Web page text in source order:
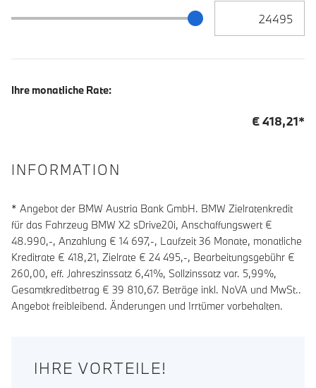
Zielrate / Restbetrag Schieberegler
Ihre monatliche Rate:
€418,21*
INFORMATION
* Angebot der BMW Austria Bank GmbH. BMW Zielratenkredit
für das Fahrzeug BMW X2 sDrive20i, Anschaffungswert €
48.990,-, Anzahlung € 14 697,-, Laufzeit36 Monate, monatliche
Kreditrate € 418,21, Zielrate € 24 495,-, Bearbeitungsgebühr €
260,00, eff. Jahreszinssatz 6,41%, Sollzinssatz var. 5,99%,
Gesamtkreditbetrag € 39 810,67. Beträge inkl. NoVA und MwSt..
Angebot freibleibend. Änderungen und Irrtümer vorbehalten.
IHRE VORTEILE!